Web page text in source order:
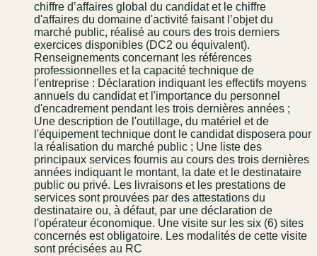
chiffre d’affaires global du candidat et le chiffre
d'affaires du domaine d'activité faisant l’objet du
marché public, réalisé au cours des trois derniers
exercices disponibles (DC2 ou équivalent).
Renseignements concernant les références
professionnelles et la capacité technique de
l'entreprise : Déclaration indiquant les effectifs moyens
annuels du candidat et l'importance du personnel
d'encadrement pendant les trois dernières années ;
Une description de l'outillage, du matériel et de
l'équipement technique dont le candidat disposera pour
la réalisation du marché public ; Une liste des
principaux services fournis au cours des trois dernières
années indiquant le montant, la date et le destinataire
public ou privé. Les livraisons et les prestations de
services sont prouvées par des attestations du
destinataire ou, à défaut, par une déclaration de
l'opérateur économique. Une visite sur les six (6) sites
concernés est obligatoire. Les modalités de cette visite
sont précisées au RC